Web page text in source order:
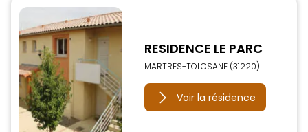
RESIDENCE LE PARC
MARTRES-TOLOSANE (31220)
Voir la résidence